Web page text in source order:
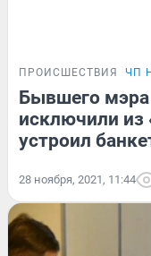
ПРОИСШЕСТВИЯ ЧП
Бывшего
исключили из
устроил
28 ноября, 2021, 11:44